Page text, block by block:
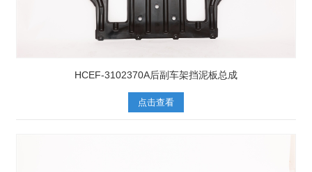
HCEF-3102370A后副车架挡泥板总成
点击查看